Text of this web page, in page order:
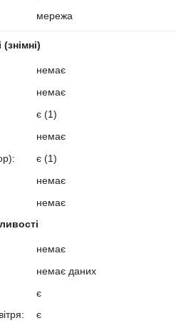
мережа
немає
немає
є (1)
немає
є (1)
немає
немає
немає
немає даних
є
є